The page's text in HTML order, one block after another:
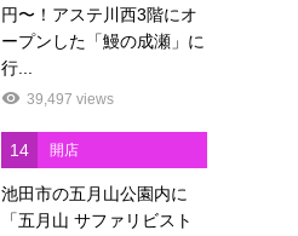
円〜！アステ川西3階にオ
ープンした「鰻の成瀬」に
行...
39,497 views
14 開店
池田市の五月山公園内に
「五月山 サファリビスト